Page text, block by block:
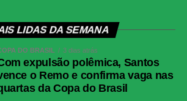
LIDAS DA SEMANA
DO BRASIL 3 dias atrás
expulsão polêmica, Santos
o Remo e confirma vaga nas
da Copa do Brasil